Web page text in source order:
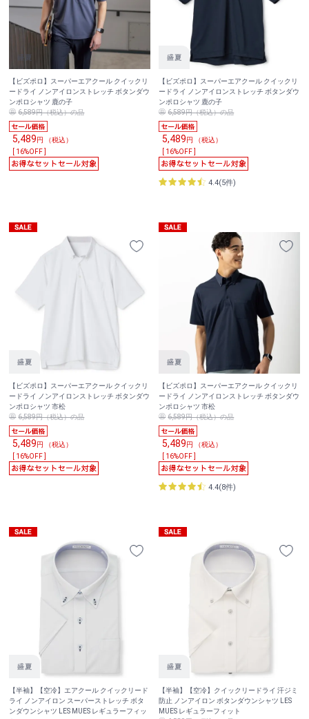
【ビズポロ】スーパーエアクール クイックリ
ードライ ノンアイロンストレッチ ボタンダウ
ンポロシャツ 鹿の子
6,589円（税込）の品
5,489円 （税込）
[ 16%OFF ]
【ビズポロ】スーパーエアクール クイックリ
ードライ ノンアイロンストレッチ ボタンダウ
ンポロシャツ 鹿の子
6,589円（税込）の品
5,489円 （税込）
[ 16%OFF ]
4.4(5件)
【ビズポロ】スーパーエアクール クイックリ
ードライ ノンアイロンストレッチ ボタンダウ
ンポロシャツ 市松
6,589円（税込）の品
5,489円 （税込）
[ 16%OFF ]
【ビズポロ】スーパーエアクール クイックリ
ードライ ノンアイロンストレッチ ボタンダウ
ンポロシャツ 市松
6,589円（税込）の品
5,489円 （税込）
[ 16%OFF ]
4.4(8件)
【半袖】【空冷】エアクール クイックリード
ライ ノンアイロン スーパーストレッチ ボタ
ンダウンシャツ LES MUES レギュラーフィッ
【半袖】【空冷】クイックリードライ 汗ジミ
防止 ノンアイロン ボタンダウンシャツ LES
MUES レギュラーフィット